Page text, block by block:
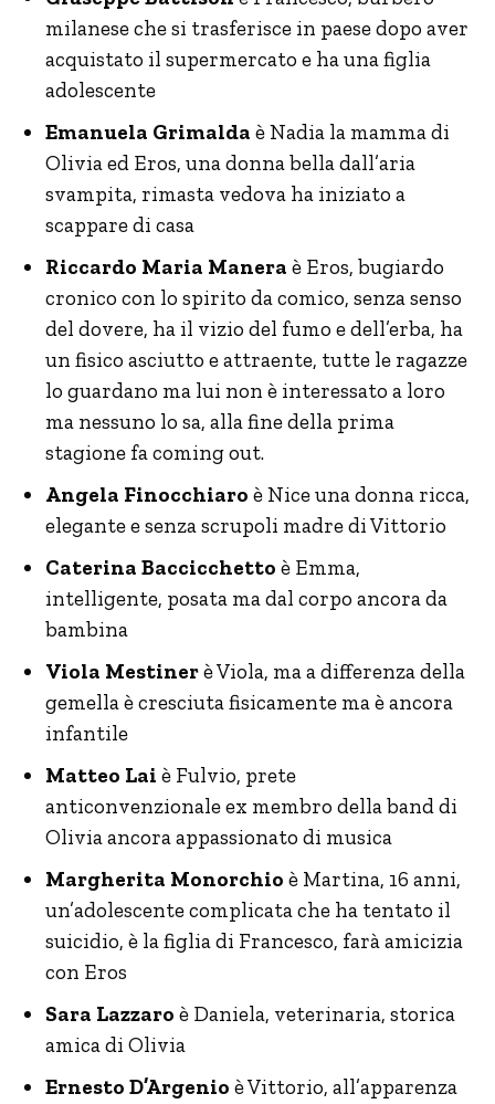
milanese che si trasferisce in paese dopo aver
acquistato il supermercato e ha una figlia
adolescente
Emanuela Grimalda è Nadia la mamma di
Olivia ed Eros, una donna bella dall’aria
svampita, rimasta vedova ha iniziato a
scappare di casa
Riccardo Maria Manera è Eros, bugiardo
cronico con lo spirito da comico, senza senso
del dovere, ha il vizio del fumo e dell’erba, ha
un fisico asciutto e attraente, tutte le ragazze
lo guardano ma lui non è interessato a loro
ma nessuno lo sa, alla fine della prima
stagione fa coming out.
Angela Finocchiaro è Nice una donna ricca,
elegante e senza scrupoli madre di Vittorio
Caterina Baccicchetto è Emma,
intelligente, posata ma dal corpo ancora da
bambina
Viola Mestinerè Viola, ma a differenza della
gemella è cresciuta fisicamente ma è ancora
infantile
Matteo Lai è Fulvio, prete
anticonvenzionale ex membro della band di
Olivia ancora appassionato di musica
Margherita Monorchio è Martina, 16 anni,
un’adolescente complicata che ha tentato il
suicidio, è la figlia di Francesco, farà amicizia
con Eros
Sara Lazzaro è Daniela, veterinaria, storica
amica di Olivia
Ernesto D’Argenio è Vittorio, all’apparenza